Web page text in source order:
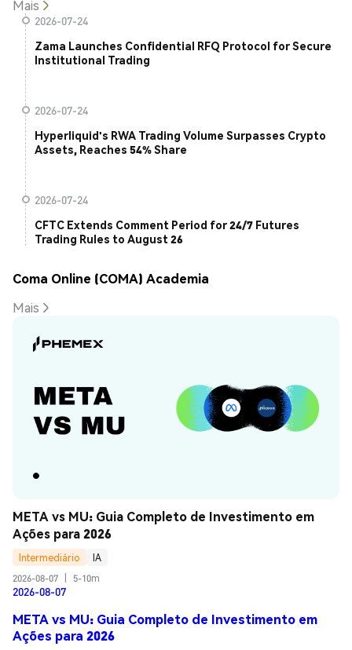
Mais
2026-07-24
Zama Launches Confidential RFQ Protocol for Secure
Institutional Trading
2026-07-24
Hyperliquid's RWA Trading Volume Surpasses Crypto
Assets, Reaches 54% Share
2026-07-24
CFTC Extends Comment Period for 24/7 Futures
Trading Rules to August 26
Coma Online (COMA) Academia
Mais
META vs MU: Guia Completo de Investimento em
Ações para 2026
Intermediário
IA
2026-08-07
5-10m
2026-08-07
META vs MU: Guia Completo de Investimento em
Ações para 2026